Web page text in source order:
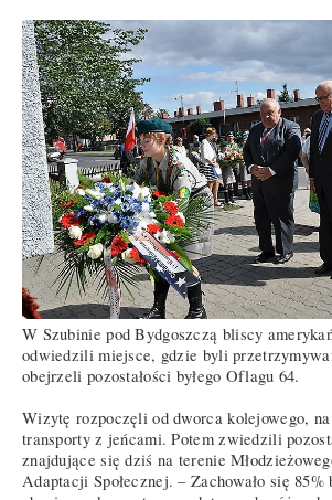
W Szubinie pod Bydgoszczą bliscy
odwiedzili miejsce, gdzie byli
obejrzeli pozostałości byłego Oflagu 64.
Wizytę rozpoczęli od dworca kolejowego,
transporty z jeńcami. Potem zwiedzili
znajdujące się dziś na terenie
Adaptacji Społecznej. – Zachowało się 85%